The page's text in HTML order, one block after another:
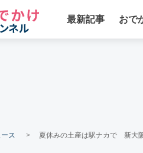
最新記事 おで
ス 夏休みの土産は駅ナカで 新大